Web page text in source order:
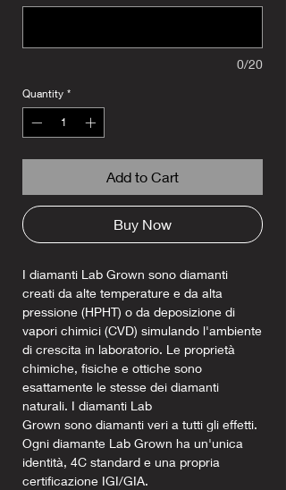
0/20
Quantity *
Add to Cart
Buy Now
I diamanti Lab Grown sono diamanti
creati da alte temperature e da alta
pressione (HPHT) o da deposizione di
vapori chimici (CVD) simulando l'ambiente
di crescita in laboratorio. Le proprietà
chimiche, fisiche e ottiche sono
esattamente le stesse dei diamanti
naturali. I diamanti Lab
Grown sono diamanti veri a tutti gli effetti.
Ogni diamante Lab Grown ha un'unica
identità, 4C standard e una propria
certificazione IGI/GIA.